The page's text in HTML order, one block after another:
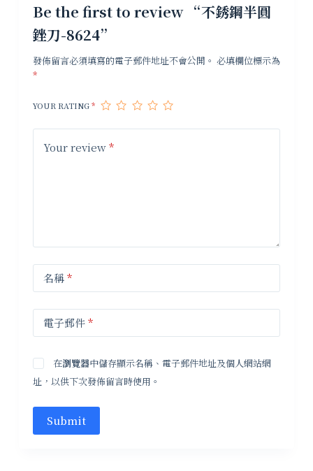
Be the first to review “不銹鋼半圓
銼刀-8624”
發佈留言必須填寫的電子郵件地址不會公開。 必填欄位標示為
*
YOUR RATING*
Your review*
名稱*
電子郵件*
在瀏覽器中儲存顯示名稱、電子郵件地址及個人網站網
址，以供下次發佈留言時使用。
Submit